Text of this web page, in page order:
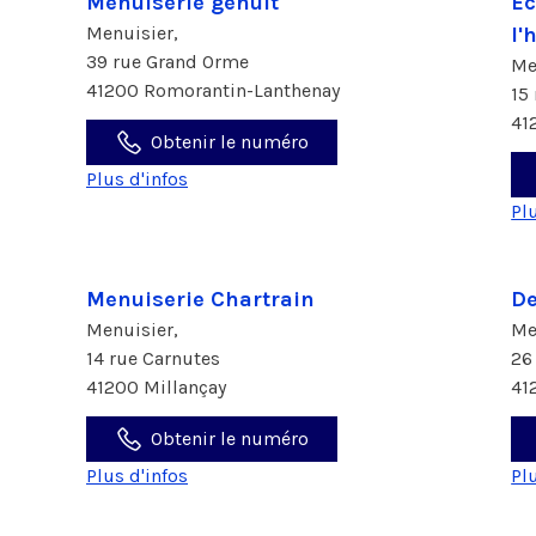
Menuisier,
39 rue Grand Orme
41200 Romorantin-Lanthenay
Obtenir le numéro
Plus d'infos
Menuiserie Chartrain
Menuisier,
14 rue Carnutes
41200 Millançay
Obtenir le numéro
Plus d'infos